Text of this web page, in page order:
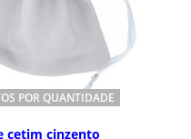
POR QUANTIDADE
cetim cinzento